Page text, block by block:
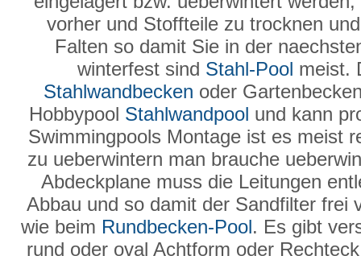
vorher und Stoffteile zu trocknen
Falten so damit Sie in der
winterfest sind Stahl-Pool meist.
Stahlwandbecken oder
Hobbypool Stahlwandpool und kann
Swimmingpools Montage ist es meist
zu ueberwintern man brauche
Abdeckplane muss die Leitungen
Abbau und so damit der Sandfilter frei
wie beim Rundbecken-Pool. Es gibt
rund oder oval Achtform oder